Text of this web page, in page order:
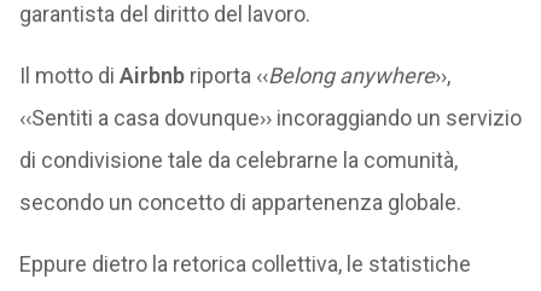
garantista del diritto del lavoro.
Il motto di Airbnbriporta ‹‹Belong anywhere››,
‹‹Sentiti a casa dovunque›› incoraggiando un servizio
di condivisione tale da celebrarne la comunità,
secondo un concetto di appartenenza globale.
Eppure dietro la retorica collettiva, le statistiche